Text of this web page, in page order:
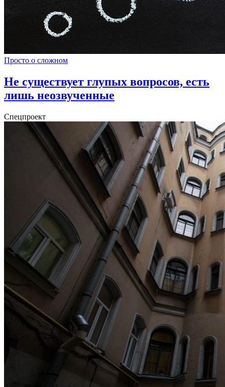
Просто о сложном
Не существует глупых вопросов, есть
лишь неозвученные
Спецпроект